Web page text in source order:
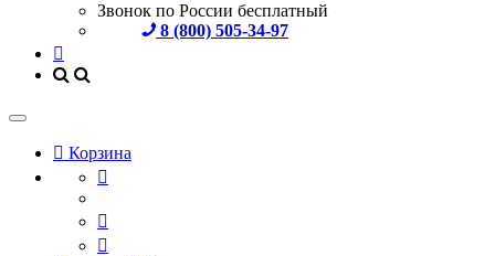
Звонок по России бесплатный
8 (800) 505-34-97
Корзина